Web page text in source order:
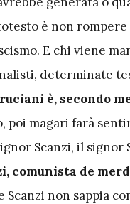
è non
E chi viene
determinate
è, secondo
poi magari farà
Scanzi, il signor
comunista de
Scanzi non sappia